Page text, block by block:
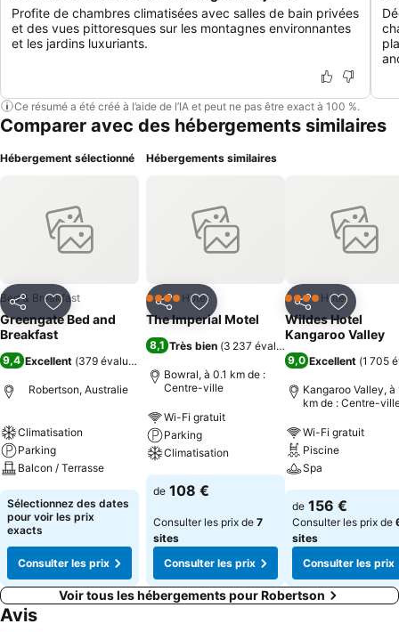
Profite de chambres climatisées avec salles de bain privées
et des vues pittoresques sur les montagnes environnantes
et les jardins luxuriants.
Ce résumé a été créé à l’aide de l’IA et peut ne pas être exact à 100 %.
Comparer avec des hébergements similaires
Hébergement sélectionné
PartagerAjouter à mes favoris
Bed & Breakfast
Greengate Bed and
Breakfast
9,4 Excellent (379 évaluations
Robertson, Australie
Climatisation
Parking
Balcon / Terrasse
Sélectionnez des dates
pour voir les prix
exacts
Consulter les prix
Hébergements similaires
PartagerAjouter à mes favoris
4 ÉtoilesHôtel
The Imperial Motel
8,1 Très bien (3 237 évaluations)
Bowral, à 0.1 km de :
Centre-ville
Wi-Fi gratuit
Parking
Climatisation
de 108 €
Consulter les prix de 7
sites
Consulter les prix
PartagerAjouter
4 ÉtoilesHôtel
Wildes Hotel
Kangaroo Valley
9,0 Excellent (1 705
Kangaroo Valley, à
km de : Centre-
Wi-Fi gratuit
Piscine
Spa
de 156 €
Consulter les prix de
sites
Consulter les prix
Voir tous les hébergements pour Robertson
Avis